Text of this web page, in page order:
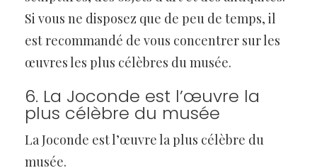
Si vous ne disposez que de peu de temps, il
est recommandé de vous concentrer sur les
œuvres les plus célèbres du musée.
6. La Joconde est l’œuvre la
plus célèbre du musée
La Joconde est l’œuvre la plus célèbre du
musée.